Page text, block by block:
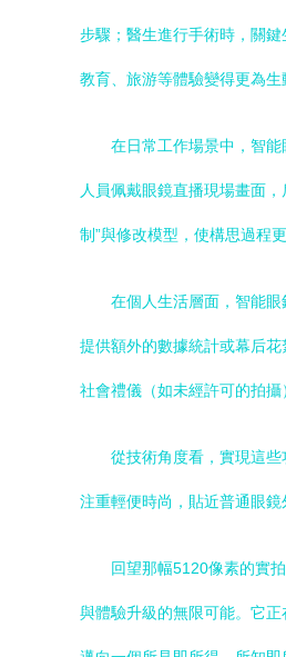
步驟；醫生進行手術時，關
教育、旅游等體驗變得更為生
在日常工作場景中，智
人員佩戴眼鏡直播現場畫面
制”與修改模型，使構思過程
在個人生活層面，智能
提供額外的數據統計或幕后
社會禮儀（如未經許可的拍
從技術角度看，實現這
注重輕便時尚，貼近普通眼
回望那幅5120像素的實
與體驗升級的無限可能。它